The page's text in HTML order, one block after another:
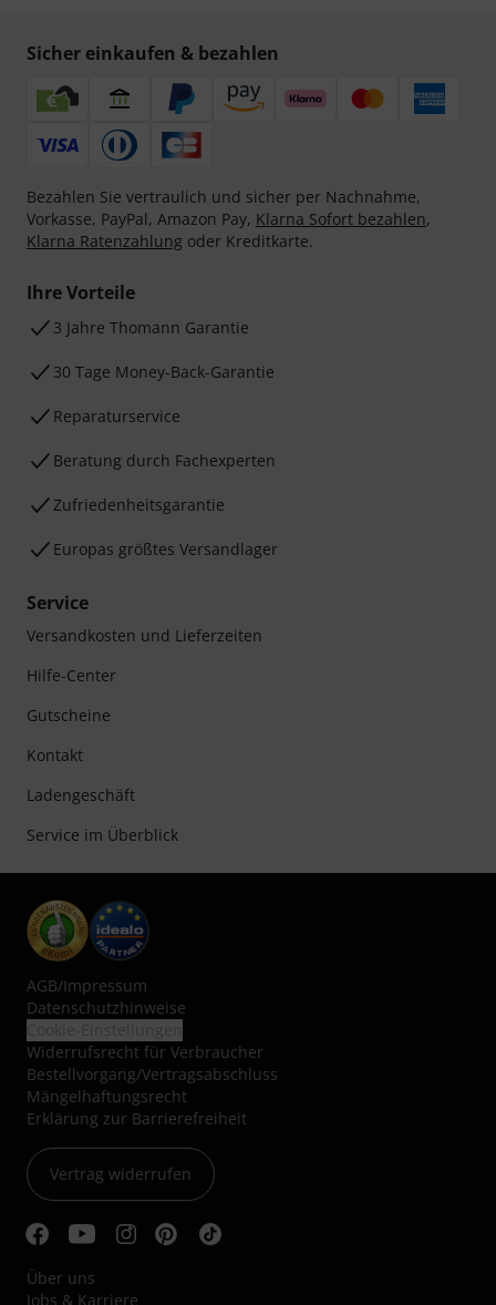
Sicher einkaufen & bezahlen
Bezahlen Sie vertraulich und sicher per Nachnahme,
Vorkasse, PayPal, Amazon Pay, Klarna Sofort bezahlen,
Klarna Ratenzahlung oder Kreditkarte.
Ihre Vorteile
3 Jahre Thomann Garantie
30 Tage Money-Back-Garantie
Reparaturservice
Beratung durch Fachexperten
Zufriedenheitsgarantie
Europas größtes Versandlager
Service
Versandkosten und Lieferzeiten
Hilfe-Center
Gutscheine
Kontakt
Ladengeschäft
Service im Überblick
AGB/Impressum
Datenschutzhinweise
Widerrufsrecht für Verbraucher
Bestellvorgang/Vertragsabschluss
Mängelhaftungsrecht
Erklärung zur Barrierefreiheit
Vertrag widerrufen
Über uns
Jobs & Karriere